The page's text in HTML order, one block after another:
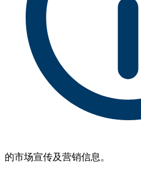
的市场宣传及营销信息。